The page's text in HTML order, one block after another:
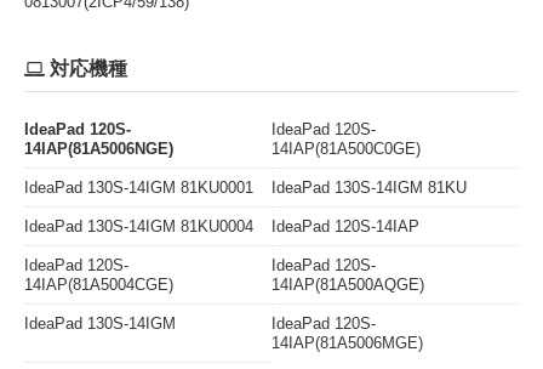
対応機種
IdeaPad 120S-
14IAP(81A5006NGE)
IdeaPad 120S-
14IAP(81A500C0GE)
IdeaPad 130S-14IGM 81KU0001 IdeaPad 130S-14IGM 81KU
IdeaPad 130S-14IGM 81KU0004 IdeaPad 120S-14IAP
IdeaPad 120S-
14IAP(81A5004CGE)
IdeaPad 120S-
14IAP(81A500AQGE)
IdeaPad 130S-14IGM
IdeaPad 120S-
14IAP(81A5006MGE)